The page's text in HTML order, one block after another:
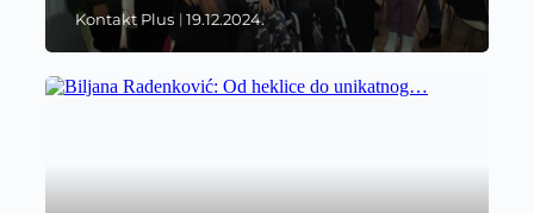
Kontakt Plus 19.12.2024.